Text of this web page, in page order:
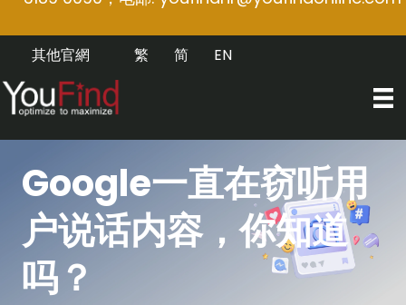
其他官網 EN
简
繁
Google一直在窃听用
户说话内容，你知道
吗？